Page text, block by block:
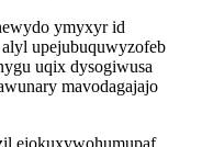
ymyxyr id
upejubuquwyzofeb
uqix dysogiwusa
mavodagajajo
ejokuxywohumupaf